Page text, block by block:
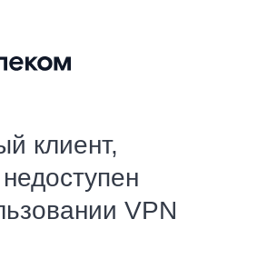
клиент,
VPN